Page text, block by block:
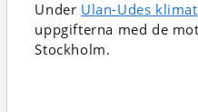
Under Ulan-Udes klimat
uppgifterna med de
Stockholm.